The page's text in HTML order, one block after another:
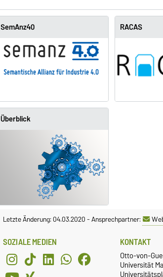
SemAnz40 RACAS
Überblick
Letzte Änderung: 04.03.2020-Ansprechpartner:
SOZIALE MEDIEN KONTAKT
Otto-von-
Universität